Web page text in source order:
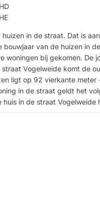
huizen in de straat. Dat is
bouwjaar van de huizen in
woningen bij gekomen. De
straat Vogelweide komt de
ligt op 92 vierkante meter
in de straat geldt het
huis in de straat